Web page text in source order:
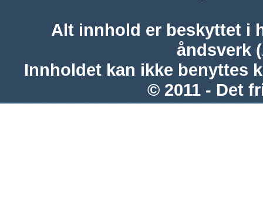
Alt innhold er beskyttet i
åndsverk
Innholdet kan ikke benyttes
© 2011 - Det